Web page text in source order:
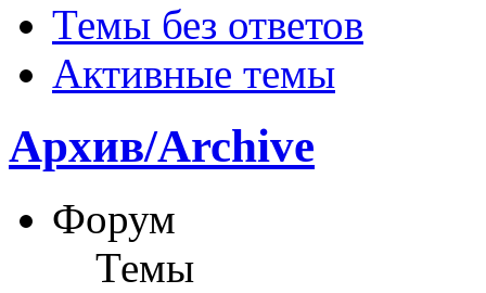
Темы без ответов
Активные темы
Архив/Archive
Форум
Темы